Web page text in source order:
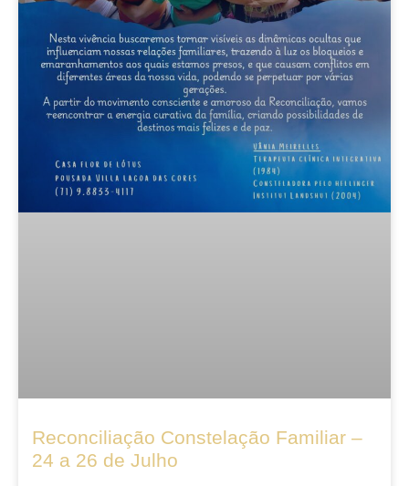
Reconciliação Constelação Familiar –
24 a 26 de Julho